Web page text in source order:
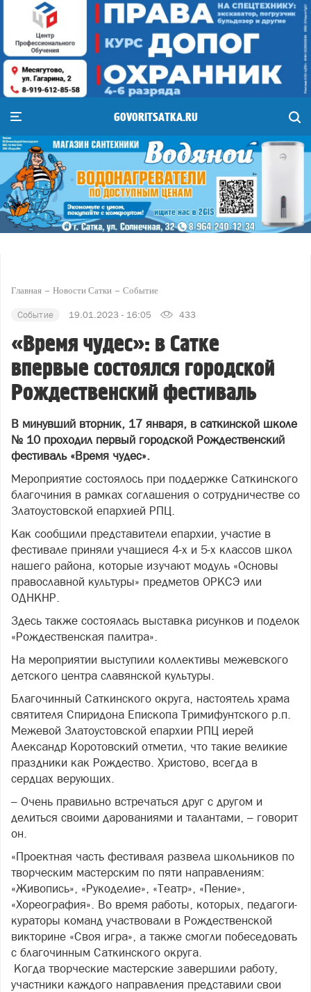
GOVORITSATKA.RU
Главная Новости Сатки Событие
Событие 19.01.2023 - 16:05 433
«Время чудес»: в Сатке
впервые состоялся городской
Рождественский фестиваль
В минувший вторник, 17 января, в саткинской школе
№ 10 проходил первый городской Рождественский
фестиваль «Время чудес».
Мероприятие состоялось при поддержке Саткинского
благочиния в рамках соглашения о сотрудничестве со
Златоустовской епархией РПЦ.
Как сообщили представители епархии, участие в
фестивале приняли учащиеся 4-х и 5-х классов школ
нашего района, которые изучают модуль «Основы
православной культуры» предметов ОРКСЭ или
ОДНКНР.
Здесь также состоялась выставка рисунков и поделок
«Рождественская палитра».
На мероприятии выступили коллективы межевского
детского центра славянской культуры.
Благочинный Саткинского округа, настоятель храма
святителя Спиридона Епископа Тримифунтского р.п.
Межевой Златоустовской епархии РПЦ иерей
Александр Коротовский отметил, что такие великие
праздники как Рождество. Христово, всегда в
сердцах верующих.
– Очень правильно встречаться друг с другом и
делиться своими дарованиями и талантами, – говорит
он.
«Проектная часть фестиваля развела школьников по
творческим мастерским по пяти направлениям:
«Живопись», «Рукоделие», «Театр», «Пение»,
«Хореография». Во время работы, которых, педагоги-
кураторы команд участвовали в Рождественской
викторине «Своя игра», а также смогли побеседовать
с благочинным Саткинского округа.
Когда творческие мастерские завершили работу,
участники каждого направления представили свои